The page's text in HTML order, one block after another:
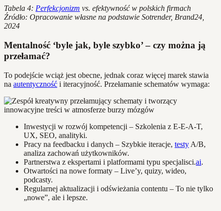
Tabela 4: Perfekcjonizm vs. efektywność w polskich firmach
Źródło: Opracowanie własne na podstawie Sotrender, Brand24,
2024
Mentalność ‘byle jak, byle szybko’ – czy można ją
przełamać?
To podejście wciąż jest obecne, jednak coraz więcej marek stawia
na autentyczność i iteracyjność. Przełamanie schematów wymaga:
Inwestycji w rozwój kompetencji – Szkolenia z E-E-A-T,
UX, SEO, analityki.
Pracy na feedbacku i danych – Szybkie iteracje, testy A/B,
analiza zachowań użytkowników.
Partnerstwa z ekspertami i platformami typu specjalisci.ai.
Otwartości na nowe formaty – Live’y, quizy, wideo,
podcasty.
Regularnej aktualizacji i odświeżania contentu – To nie tylko
„nowe”, ale i lepsze.